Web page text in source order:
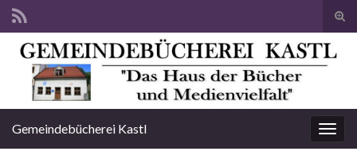
Search for:
Gemeindebücherei Kastl